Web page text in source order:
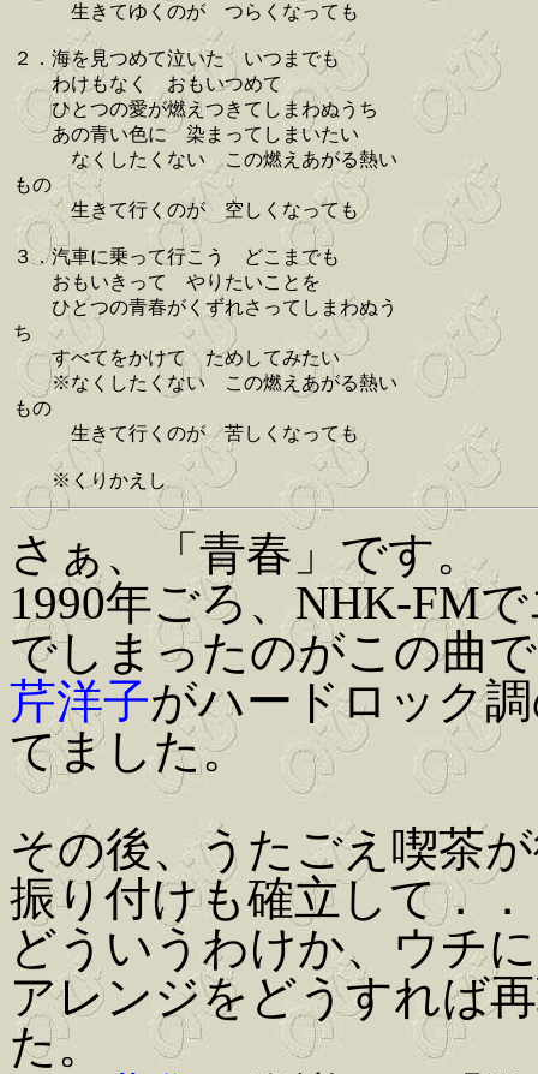
生きてゆくのが つらくなっても
２．海を見つめて泣いた いつまでも
わけもなく おもいつめて
ひとつの愛が燃えつきてしまわぬうち
あの青い色に 染まってしまいたい
なくしたくない この燃えあがる熱い
もの
生きて行くのが 空しくなっても
３．汽車に乗って行こう どこまでも
おもいきって やりたいことを
ひとつの青春がくずれさってしまわぬう
ち
すべてをかけて ためしてみたい
※なくしたくない この燃えあがる熱い
もの
生きて行くのが 苦しくなっても
※くりかえし
さぁ、「青春」です。
1990年ごろ、NHK-FM
でしまったのがこの曲
芹洋子がハードロック
てました。
その後、うたごえ喫茶
振り付けも確立して．
どういうわけか、ウチ
アレンジをどうすれば
た。